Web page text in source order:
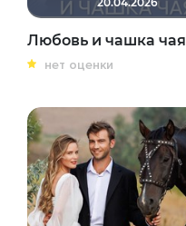
Любовь и чашка чая
нет оценки